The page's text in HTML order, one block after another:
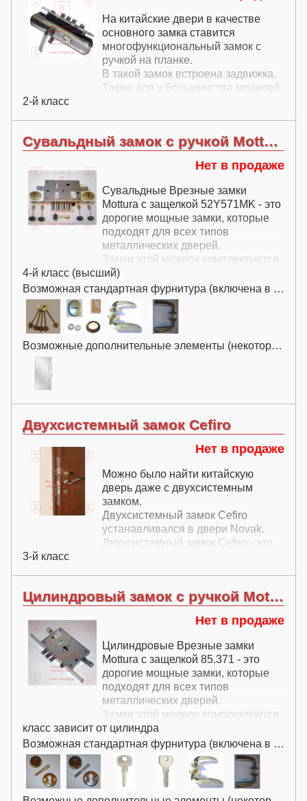
На китайские двери в качестве
основного замка ставится
многофункциональный замок с
ручкой на планке.
В такой замок встроена задвижка.
Также для у большинства моделей
2-й класс
Сувальдный замок с ручкой Mottura (Моттура) 52Y571MK
Нет в продаже
Сувальдные Врезные замки
Mottura с защелкой 52Y571MK - это
дорогие мощные замки, которые
подходят для всех типов
металлических дверей.
Замки этой модели комплектуются
защелкой.
Замки Mottura с защелкой
52Y571MK в стандартной
комплектации оснащаются
раздельной нажимной и
декоративной накладкой.
4-й класс (высший)
Возможная стандартная фурнитура (включена в цену):
Возможные дополнительные элементы (некоторые за дополнительную плату):
Двухсистемный замок Cefiro
Нет в продаже
Можно было найти китайскую
дверь даже с двухсистемным
замком.
Двухсистемный замок Cefiro
устанавливался в двери Novak.
Двухсистемный замок Cefiro - это
3-й класс
Цилиндровый замок с ручкой Mottura (Моттура) 85.371
Нет в продаже
Цилиндровые Врезные замки
Mottura с защелкой 85.371 - это
дорогие мощные замки, которые
подходят для всех типов
металлических дверей.
Замки этой модели комплектуются
защелкой.
класс зависит от цилиндра
Возможная стандартная фурнитура (включена в цену):